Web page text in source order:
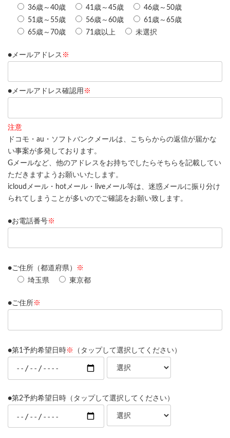
36歳～40歳
41歳～45歳
46歳～50歳
51歳～55歳
56歳～60歳
61歳～65歳
65歳～70歳
71歳以上 未選択
●メールアドレス ※
●メールアドレス確認用 ※
注意
ドコモ・au・ソフトバンクメールは、こちらからの返信が届かな
い事案が多発しております。
Gメールなど、他のアドレスをお持ちでしたらそちらを記載してい
ただきますようお願いいたします。
icloudメール・hotメール・liveメール等は、迷惑メールに振り分け
られてしまうことが多いのでご確認をお願い致します。
●お電話番号※
●ご住所（都道府県）
※
埼玉県
東京都
●ご住所※
●第1予約希望日時※ （タップして選択してください）
●第2予約希望日時（タップして選択してください）